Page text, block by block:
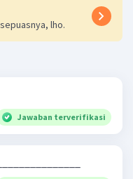
lho.
Jawaban terverifikasi
____________________